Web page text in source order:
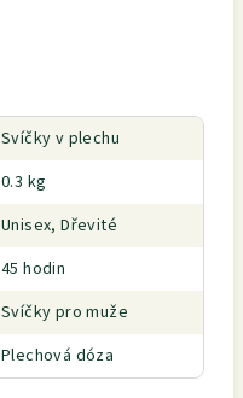
Svíčky v plechu
0.3 kg
Unisex, Dřevité
45 hodin
Svíčky pro muže
Plechová dóza